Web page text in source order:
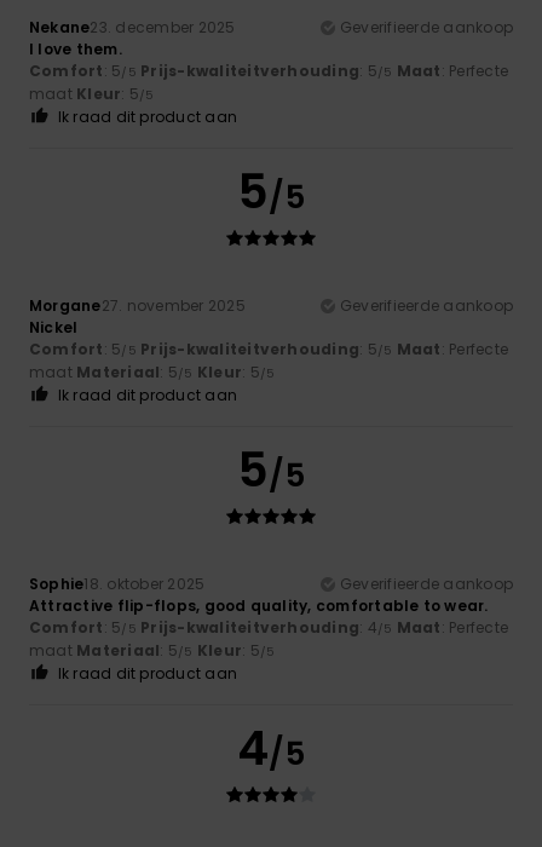
Nekane23. december 2025
Geverifieerde aankoop
I love them.
Comfort: 5/5 Prijs-kwaliteitverhouding: 5/5 Maat: Perfecte
maat Kleur: 5/5
Ik raad dit product aan
5/5
Morgane27. november 2025
Geverifieerde aankoop
Nickel
Comfort: 5/5 Prijs-kwaliteitverhouding: 5/5 Maat: Perfecte
maat Materiaal: 5/5 Kleur: 5/5
Ik raad dit product aan
5/5
Sophie18. oktober 2025
Geverifieerde aankoop
Attractive flip-flops, good quality, comfortable to wear.
Comfort: 5/5 Prijs-kwaliteitverhouding: 4/5 Maat: Perfecte
maat Materiaal: 5/5 Kleur: 5/5
Ik raad dit product aan
4/5